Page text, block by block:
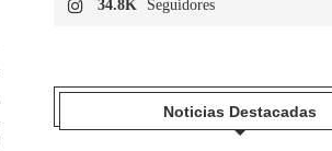
34.8K Seguidores
Noticias Destacadas